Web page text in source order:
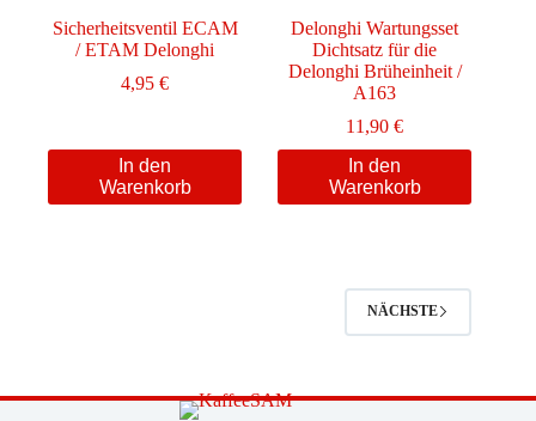
Sicherheitsventil ECAM
/ ETAM Delonghi
4,95€
In den
Warenkorb
Delonghi Wartungsset
Dichtsatz für die
Delonghi Brüheinheit /
A163
11,90€
In den
Warenkorb
NÄCHSTE